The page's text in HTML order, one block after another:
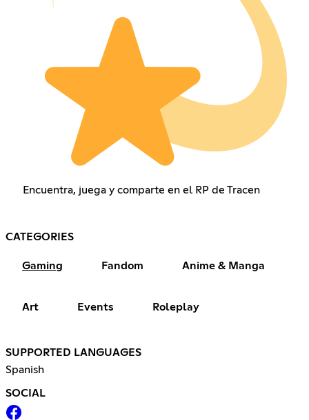
Encuentra, juega y comparte en el RP de Tracen
CATEGORIES
Gaming Fandom Anime & Manga
Art Events Roleplay
SUPPORTED LANGUAGES
Spanish
SOCIAL